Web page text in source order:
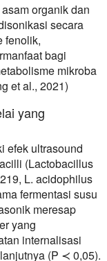
organik dan
secara
fenolik,
bagi
mikroba
et al., 2021)
yang
efek ultrasound
(Lactobacillus
L. acidophilus
fermentasi susu
meresap
yang
internalisasi
(P ≺ 0,05).